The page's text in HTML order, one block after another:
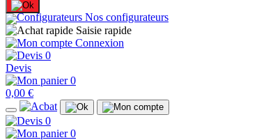
Nos configurateurs
Saisie rapide
Connexion
0
Devis
0
0,00 €
0
0